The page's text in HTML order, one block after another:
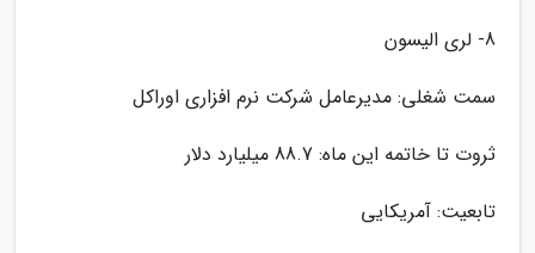
8- لری الیسون
سمت شغلی: مدیرعامل شرکت نرم افزاری اوراکل
ثروت تا خاتمه این ماه: 88.7 میلیارد دلار
تابعیت: آمریکایی